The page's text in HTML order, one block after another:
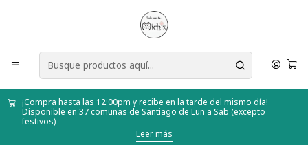
¡Compra hasta las 12:00pm y recibe en la tarde del mismo día!
Disponible en 37 comunas de Santiago de Lun a Sab (excepto
festivos)
Leer más